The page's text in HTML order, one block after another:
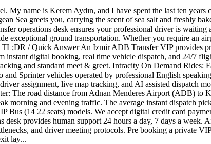
name is Kerem Aydın, and I have spent the last ten years
Sea greets you, carrying the scent of sea salt and freshly
operations desk ensures your professional driver is waiting
exceptional ground transportation. Whether you require an
TL;DR / Quick Answer An Izmir ADB Transfer VIP provides
instant digital booking, real time vehicle dispatch, and 24/7
and standard meet & greet. Intracity On Demand Rides:
Sprinter vehicles operated by professional English
assignment, live map tracking, and AI assisted dispatch
The road distance from Adnan Menderes Airport (ADB) to
morning and evening traffic. The average instant dispatch
Bus (14 22 seats) models. We accept digital credit card
provides human support 24 hours a day, 7 days a week.
and driver meeting protocols. Pre booking a private
lay...